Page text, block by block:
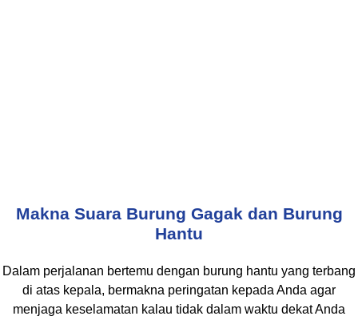
Makna Suara Burung Gagak dan Burung
Hantu
Dalam perjalanan bertemu dengan burung hantu yang terbang
di atas kepala, bermakna peringatan kepada Anda agar
menjaga keselamatan kalau tidak dalam waktu dekat Anda